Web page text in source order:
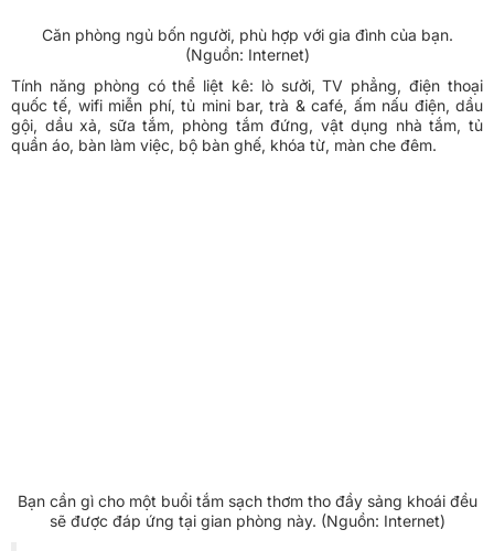
Căn phòng ngủ bốn người, phù hợp với gia đình của bạn.
(Nguồn: Internet)
Tính năng phòng có thể liệt kê: lò sưởi, TV phẳng, điện thoại
quốc tế, wifi miễn phí, tủ mini bar, trà & café, ấm nấu điện, dầu
gội, dầu xả, sữa tắm, phòng tắm đứng, vật dụng nhà tắm, tủ
quần áo, bàn làm việc, bộ bàn ghế, khóa từ, màn che đêm.
Bạn cần gì cho một buổi tắm sạch thơm tho đầy sảng khoái đều
sẽ được đáp ứng tại gian phòng này. (Nguồn: Internet)